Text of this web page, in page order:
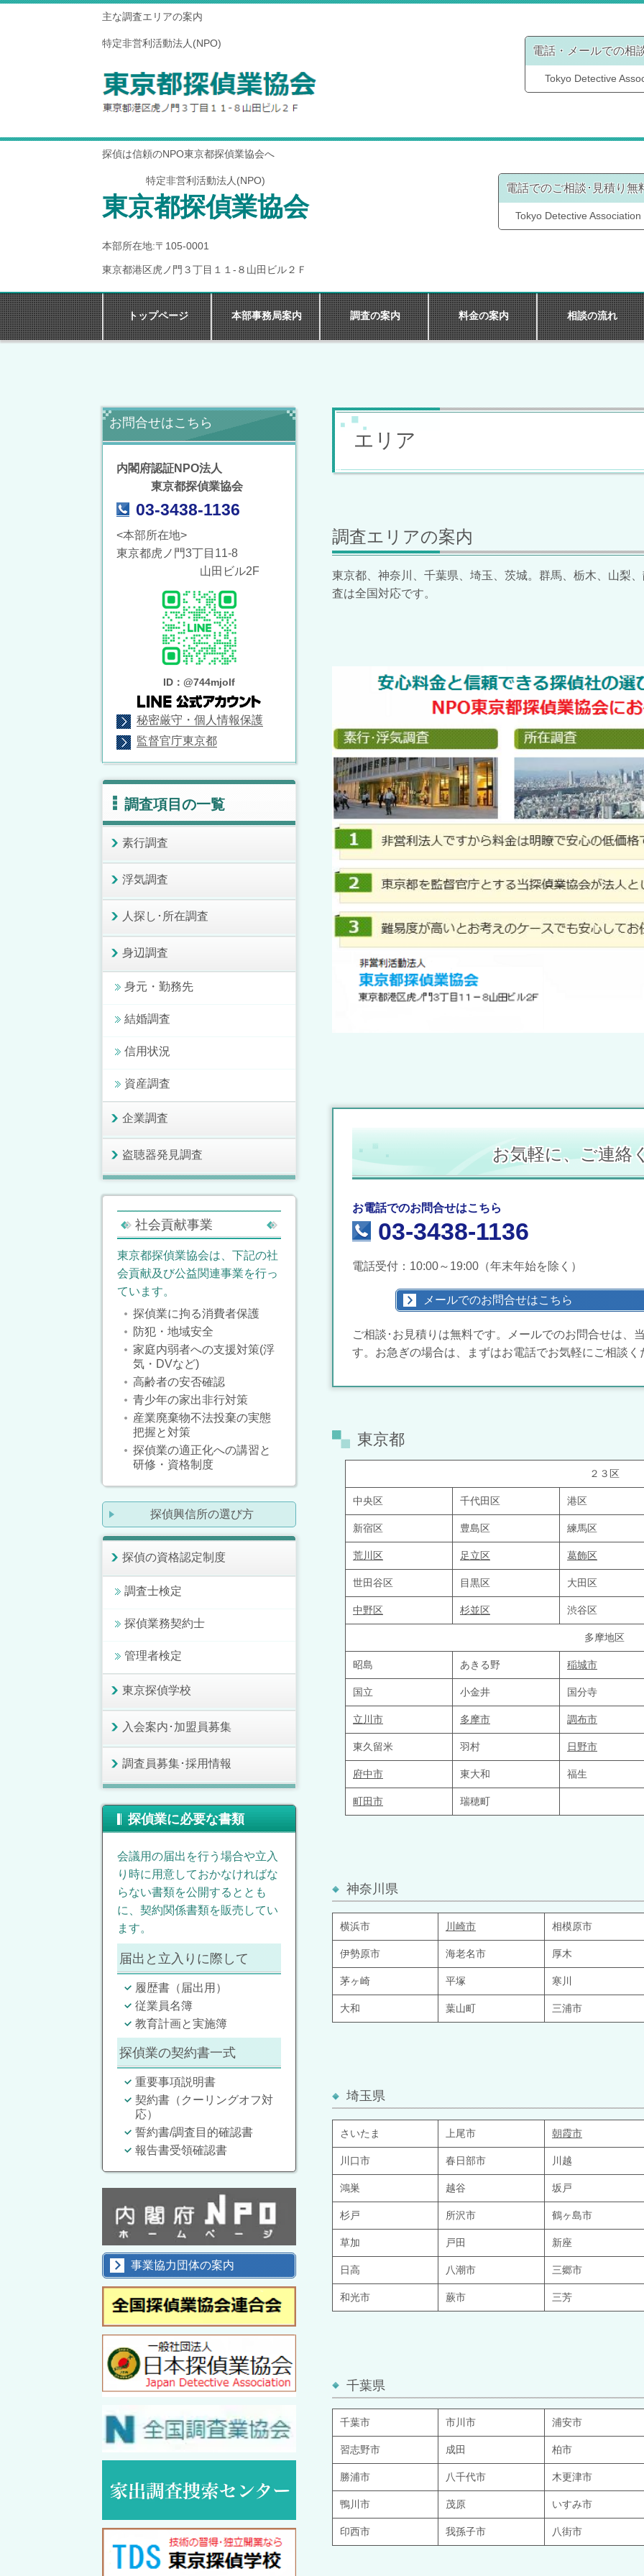
主な調査エリアの案内
特定非営利活動法人(NPO)
電話・メールでの相
Tokyo Detective
探偵は信頼のNPO東京都探偵業協会へ
特定非営利活動法人(NPO)
東京都探偵業協会
本部所在地:〒105-0001
東京都港区虎ノ門３丁目１１-８山田ビル２Ｆ
電話でのご相談･見積り無
Tokyo Detective Association
トップページ 本部事務局案内 調査の案内 料金の案内 相談の流れ
エリア
調査エリアの案内
東京都、神奈川、千葉県、埼玉、茨城。群馬、栃木、山梨
査は全国対応です。
お気軽に、ご連絡
お電話でのお問合せはこちら
03-3438-1136
電話受付：10:00～19:00（年末年始を除く）
メールでのお問合せはこちら
ご相談･お見積りは無料です。メールでのお問合せは、
す。お急ぎの場合は、まずはお電話でお気軽にご相談く
東京都
２３区
中央区 千代田区 港区
新宿区 豊島区 練馬区
荒川区 足立区 葛飾区
世田谷区 目黒区 大田区
中野区 杉並区 渋谷区
多摩地区
昭島 あきる野 稲城市
国立 小金井 国分寺
立川市 多摩市 調布市
東久留米 羽村 日野市
府中市 東大和 福生
町田市 瑞穂町
神奈川県
横浜市 川崎市 相模原市
伊勢原市 海老名市 厚木
茅ヶ崎 平塚 寒川
大和 葉山町 三浦市
埼玉県
さいたま 上尾市 朝霞市
川口市 春日部市 川越
鴻巣 越谷 坂戸
杉戸 所沢市 鶴ヶ島市
草加 戸田 新座
日高 八潮市 三郷市
和光市 蕨市 三芳
千葉県
千葉市 市川市 浦安市
習志野市 成田 柏市
勝浦市 八千代市 木更津市
鴨川市 茂原 いすみ市
印西市 我孫子市 八街市
お問合せはこちら
内閣府認証NPO法人
東京都探偵業協会
03-3438-1136
<本部所在地>
東京都虎ノ門3丁目11-8
山田ビル2F
ID：@744mjolf
秘密厳守・個人情報保護
監督官庁東京都
調査項目の一覧
素行調査
浮気調査
人探し･所在調査
身辺調査
身元・勤務先
結婚調査
信用状況
資産調査
企業調査
盗聴器発見調査
社会貢献事業
東京都探偵業協会は、下記の社
会貢献及び公益関連事業を行っ
ています。
探偵業に拘る消費者保護
防犯・地域安全
家庭内弱者への支援対策(浮
気・DVなど)
高齢者の安否確認
青少年の家出非行対策
産業廃棄物不法投棄の実態
把握と対策
探偵業の適正化への講習と
研修・資格制度
探偵興信所の選び方
探偵の資格認定制度
調査士検定
探偵業務契約士
管理者検定
東京探偵学校
入会案内･加盟員募集
調査員募集･採用情報
探偵業に必要な書類
会議用の届出を行う場合や立入
り時に用意しておかなければな
らない書類を公開するととも
に、契約関係書類を販売してい
ます。
届出と立入りに際して
履歴書（届出用）
従業員名簿
教育計画と実施簿
探偵業の契約書一式
重要事項説明書
契約書（クーリングオフ対
応）
誓約書/調査目的確認書
報告書受領確認書
事業協力団体の案内